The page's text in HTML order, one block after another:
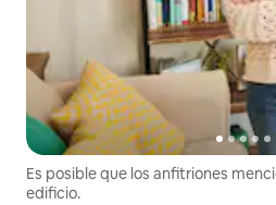
Es posible que los anfitriones
edificio.